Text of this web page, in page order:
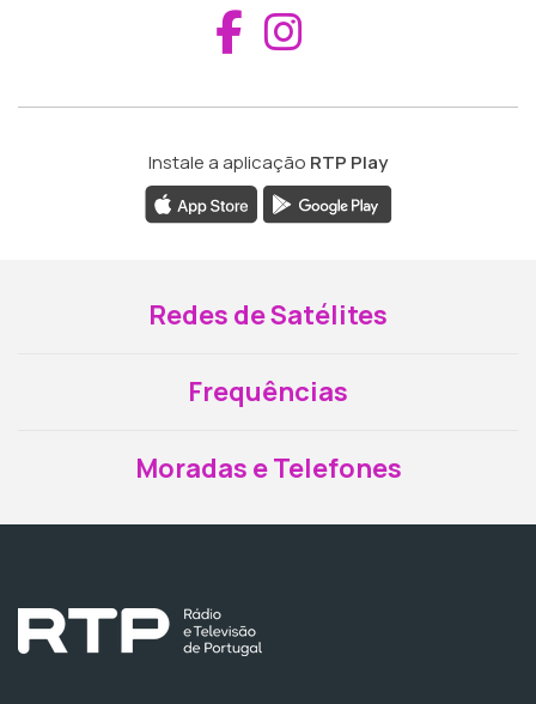
Aceder ao
Instale a aplicação RTP Play
Redes de Satélites
Frequências
Moradas e Telefones